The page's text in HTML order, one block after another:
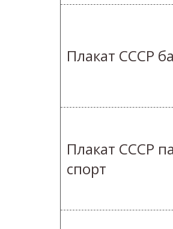
Плакат СССР
Плакат СССР
спорт